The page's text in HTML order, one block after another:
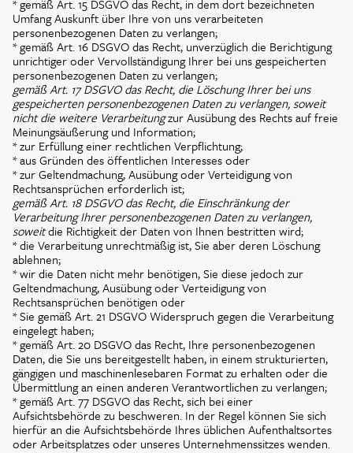
* gemäß Art. 15 DSGVO das Recht, in dem dort bezeichneten
Umfang Auskunft über Ihre von uns verarbeiteten
personenbezogenen Daten zu verlangen;
* gemäß Art. 16 DSGVO das Recht, unverzüglich die Berichtigung
unrichtiger oder Vervollständigung Ihrer bei uns gespeicherten
personenbezogenen Daten zu verlangen;
gemäß Art. 17 DSGVO das Recht, die Löschung Ihrer bei uns
gespeicherten personenbezogenen Daten zu verlangen, soweit
nicht die weitere Verarbeitungzur Ausübung des Rechts auf freie
Meinungsäußerung und Information;
* zur Erfüllung einer rechtlichen Verpflichtung;
* aus Gründen des öffentlichen Interesses oder
* zur Geltendmachung, Ausübung oder Verteidigung von
Rechtsansprüchen erforderlich ist;
gemäß Art. 18 DSGVO das Recht, die Einschränkung der
Verarbeitung Ihrer personenbezogenen Daten zu verlangen,
soweitdie Richtigkeit der Daten von Ihnen bestritten wird;
* die Verarbeitung unrechtmäßig ist, Sie aber deren Löschung
ablehnen;
* wir die Daten nicht mehr benötigen, Sie diese jedoch zur
Geltendmachung, Ausübung oder Verteidigung von
Rechtsansprüchen benötigen oder
* Sie gemäß Art. 21 DSGVO Widerspruch gegen die Verarbeitung
eingelegt haben;
* gemäß Art. 20 DSGVO das Recht, Ihre personenbezogenen
Daten, die Sie uns bereitgestellt haben, in einem strukturierten,
gängigen und maschinenlesebaren Format zu erhalten oder die
Übermittlung an einen anderen Verantwortlichen zu verlangen;
* gemäß Art. 77 DSGVO das Recht, sich bei einer
Aufsichtsbehörde zu beschweren. In der Regel können Sie sich
hierfür an die Aufsichtsbehörde Ihres üblichen Aufenthaltsortes
oder Arbeitsplatzes oder unseres Unternehmenssitzes wenden.